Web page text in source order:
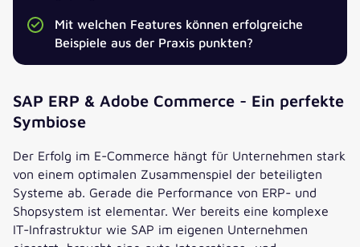
Mit welchen Features können erfolgreiche
Beispiele aus der Praxis punkten?
SAP ERP & Adobe Commerce - Ein perfekte
Symbiose
Der Erfolg im E-Commerce hängt für Unternehmen stark
von einem optimalen Zusammenspiel der beteiligten
Systeme ab. Gerade die Performance von ERP- und
Shopsystem ist elementar. Wer bereits eine komplexe
IT-Infrastruktur wie SAP im eigenen Unternehmen
NACHNAME*
E-MAIL*
UNTERNEHMEN *
JOBBEZEICHNUNG